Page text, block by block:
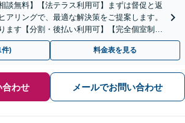
談無料】【法テラス利用可】まずは督促と返
アリングで、最適な解決策をご提案します。
ます【分割・後払い利用可】【完全個室制】
件) 料金表を見る
合わせ メールでお問い合わせ